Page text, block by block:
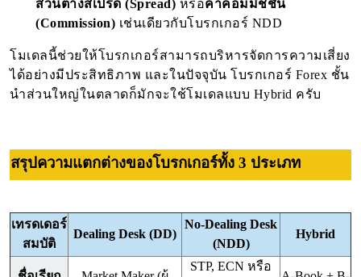
ส่วนต่างสเปรด (Spread) หรือค่าคอมมิชชัน
(Commission) เช่นเดียวกับโบรกเกอร์ NDD
โมเดลนี้ช่วยให้โบรกเกอร์สามารถบริหารจัดการความเสี่ยง
ได้อย่างมีประสิทธิภาพ และในปัจจุบัน โบรกเกอร์ Forex ชั้น
นำส่วนใหญ่ในตลาดก็มักจะใช้โมเดลแบบ Hybrid ครับ
สรุปความแตกต่างของโบรกเกอร์ทั้ง 3 ประเภท
เทรดเดอร์
สมบัติ
Dealing Desk (DD)
No-Dealing Desk
(NDD)
Hybrid
STP, ECN หรือ